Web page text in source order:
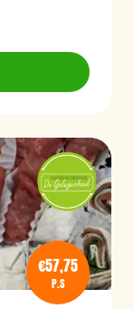
of zakelijke
eten.
€57,75
P.S